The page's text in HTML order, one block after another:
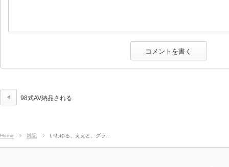
98式AV納品される
Home 雑記 いわゆる、ええと、グラ…